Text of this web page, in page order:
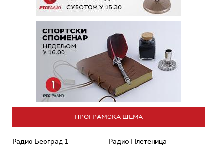
ПРОГРАМСКА ШЕМА
Радио Београд 1 Радио Плетеница